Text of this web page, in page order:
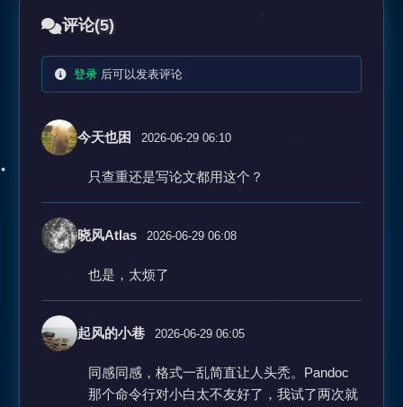
评论(5)
登录后可以发表评论
今天也困 2026-06-29 06:10
只查重还是写论文都用这个？
晓风Atlas 2026-06-29 06:08
也是，太烦了
起风的小巷 2026-06-29 06:05
同感同感，格式一乱简直让人头秃。Pandoc
那个命令行对小白太不友好了，我试了两次就